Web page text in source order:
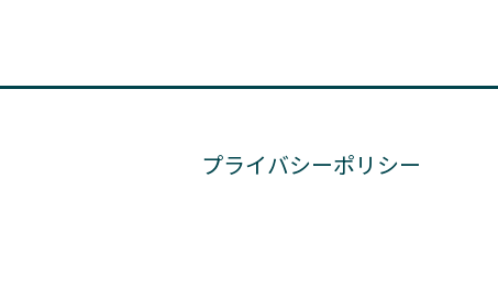
プライバシーポリシー